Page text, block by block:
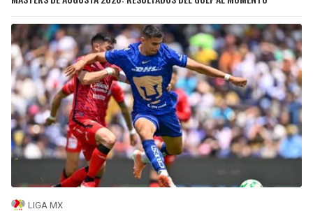
LIGA MX